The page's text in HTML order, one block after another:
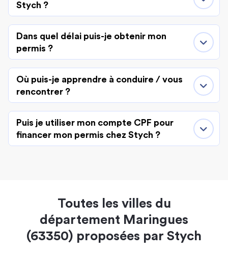
Stych ?
Dans quel délai puis-je obtenir mon
permis ?
Où puis-je apprendre à conduire / vous
rencontrer ?
Puis je utiliser mon compte CPF pour
financer mon permis chez Stych ?
Toutes les villes du
département Maringues
(63350) proposées par Stych